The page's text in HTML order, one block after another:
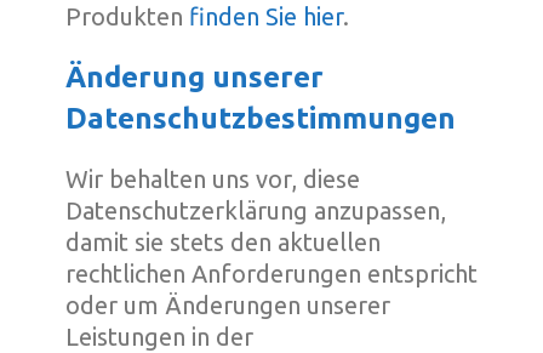
Produkten finden Sie hier.
Änderung unserer
Datenschutzbestimmungen
Wir behalten uns vor, diese
Datenschutzerklärung anzupassen,
damit sie stets den aktuellen
rechtlichen Anforderungen entspricht
oder um Änderungen unserer
Leistungen in der